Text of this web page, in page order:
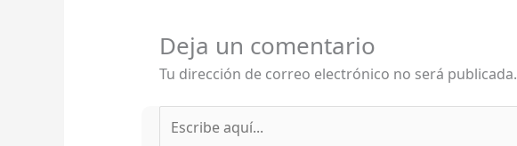
Deja un comentario
Tu dirección de correo electrónico no será publicada.
aquí...